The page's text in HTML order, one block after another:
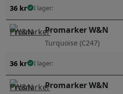
36 kr I lager:
Promarker W&N
Turquoise (C247)
36 kr I lager:
Promarker W&N